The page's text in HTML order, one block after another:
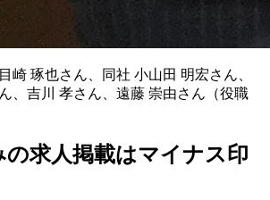
崎 琢也さん、同社 小山田 明宏さん、
、吉川 孝さん、遠藤 崇由さん（役職
の求人掲載はマイナス印